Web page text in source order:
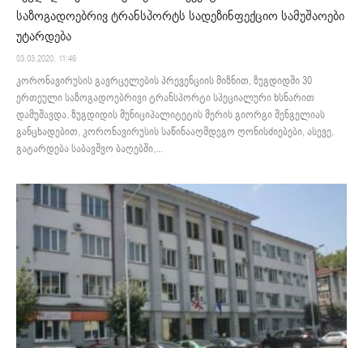
საზოგადოებრივ ტრანსპორტს სადეზინფექციო სამუშაოები
უტარდება
03.03.2020. 11:46
კორონავირუსის გავრცელების პრევენციის მიზნით, ზუგდიდში 30
ერთეული საზოგადოებრივი ტრანსპორტი სპეციალური ხსნარით
დამუშავდა. ზუგდიდის მუნიციპალიტეტის მერის გიორგი შენგელიას
განცხადებით, კორონავირუსის საწინააღმდეგო ღონისძიებები, ასევე,
გატარდება საბავშვო ბაღებში,...